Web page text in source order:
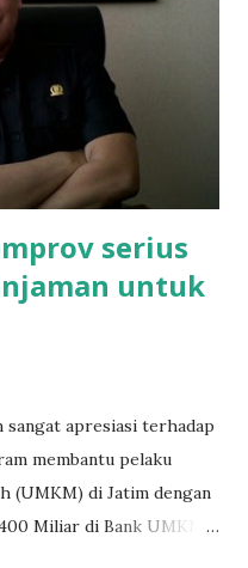
Tolong dibantu mas,
Perihal adanya
gedung sekolah,
kelas XI saat
Rp 1,5 juta dan waktu
serius
untuk
sangat apresiasi terhadap
membantu pelaku
(UMKM) di Jatim dengan
Miliar di Bank UMKM